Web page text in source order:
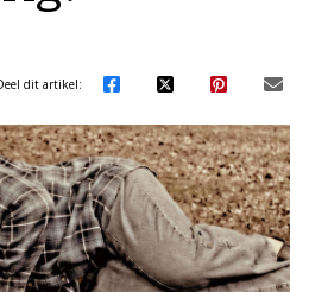
dit artikel: